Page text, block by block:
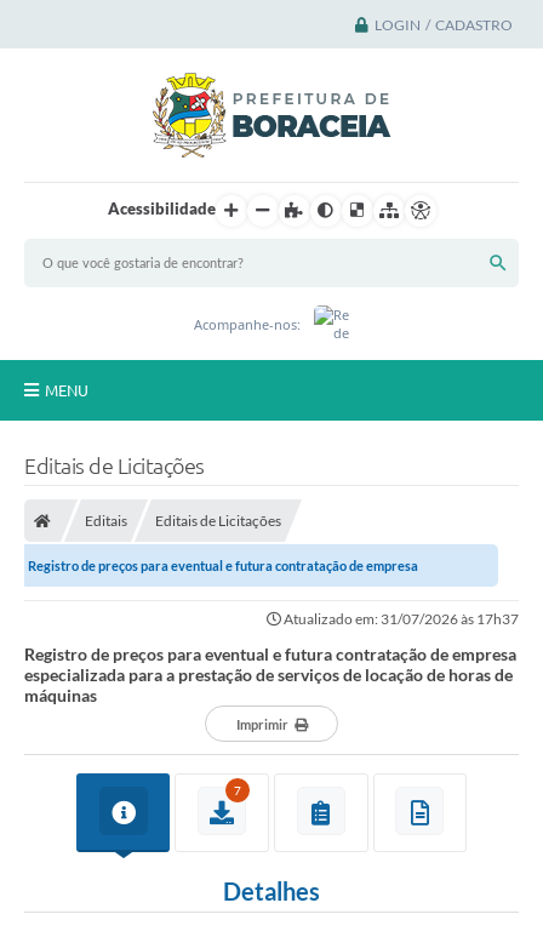
LOGIN / CADASTRO
Acessibilidade
Acompanhe-nos:
MENU
Notícias
Publicações Oficiais
Multimídia
Editais de Licitações
Editais Editais de Licitações
Registro de preços para eventual e futura contratação de empresa
Atualizado em: 31/07/2026 às 17h37
Registro de preços para eventual e futura contratação de empresa
especializada para a prestação de serviços de locação de horas de
máquinas
Imprimir
7
Detalhes